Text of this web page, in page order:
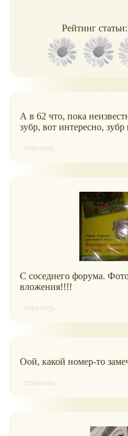
Рейтинг статьи:
А в 62 что, пока
зубр, вот интересно, зубр
ответить
С соседнего форума.
вложения!!!!
ответить
Оой, какой номер-то
ответить